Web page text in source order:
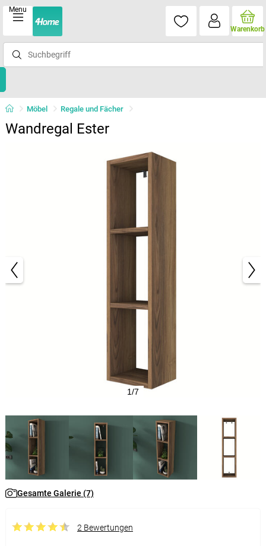
Menu
Warenkorb
Möbel Regale und Fächer
Wandregal Ester
1/7
Gesamte Galerie (7)
2 Bewertungen